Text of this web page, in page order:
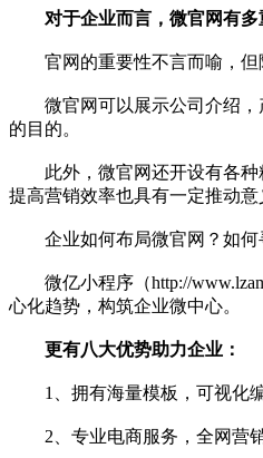
对于企业而言，微官网有多
官网的重要性不言而喻，但随
微官网可以展示公司介绍，产
的目的。
此外，微官网还开设有各种精
提高营销效率也具有一定推动意
企业如何布局微官网？如何
微亿小程序（http://
心化趋势，构筑企业微中心。
更有八大优势助力企业：
1、拥有海量模板，可视化编
2、专业电商服务，全网营销